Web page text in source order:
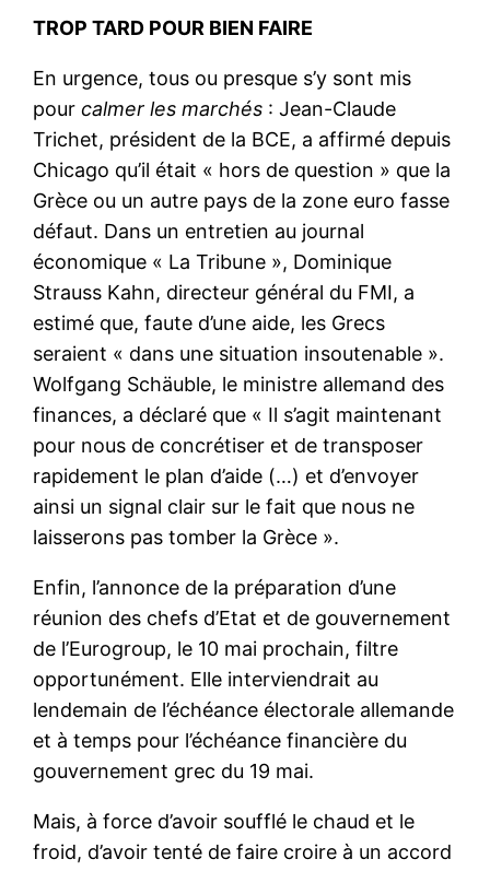
TROP TARD POUR BIEN FAIRE
En urgence, tous ou presque s’y sont mis
pourcalmer les marchés : Jean-Claude
Trichet, président de la BCE, a affirmé depuis
Chicago qu’il était « hors de question » que la
Grèce ou un autre pays de la zone euro fasse
défaut. Dans un entretien au journal
économique « La Tribune », Dominique
Strauss Kahn, directeur général du FMI, a
estimé que, faute d’une aide, les Grecs
seraient « dans une situation insoutenable ».
Wolfgang Schäuble, le ministre allemand des
finances, a déclaré que « Il s’agit maintenant
pour nous de concrétiser et de transposer
rapidement le plan d’aide (…) et d’envoyer
ainsi un signal clair sur le fait que nous ne
laisserons pas tomber la Grèce ».
Enfin, l’annonce de la préparation d’une
réunion des chefs d’Etat et de gouvernement
de l’Eurogroup, le 10 mai prochain, filtre
opportunément. Elle interviendrait au
lendemain de l’échéance électorale allemande
et à temps pour l’échéance financière du
gouvernement grec du 19 mai.
Mais, à force d’avoir soufflé le chaud et le
froid, d’avoir tenté de faire croire à un accord